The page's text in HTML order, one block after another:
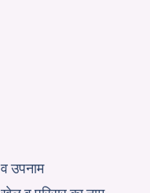
उपनाम